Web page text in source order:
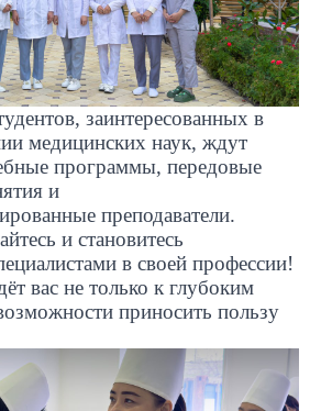
заинтересованных в
медицинских наук, ждут
программы, передовые
и
преподаватели.
и становитесь
в своей профессии!
вас не только к глубоким
приносить пользу